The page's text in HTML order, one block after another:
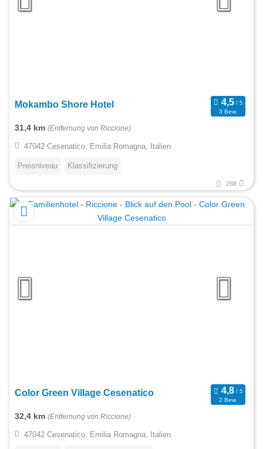
Mokambo Shore Hotel
3 Bew.
31,4 km (Entfernung von Riccione)
47042 Cesenatico, Emilia Romagna, Italien
Preisniveau Klassifizierung
288
Color Green Village Cesenatico
2 Bew.
32,4 km (Entfernung von Riccione)
47042 Cesenatico, Emilia Romagna, Italien